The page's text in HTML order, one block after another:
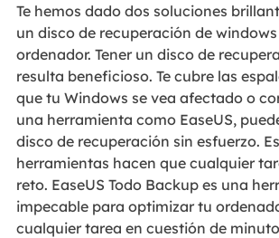
Te hemos dado dos soluciones
un disco de recuperación de
ordenador. Tener un disco de
resulta beneficioso. Te cubre las
que tu Windows se vea afectado o
una herramienta como EaseUS,
disco de recuperación sin esfuerzo.
herramientas hacen que cualquier
reto. EaseUS Todo Backup es una
impecable para optimizar tu
cualquier tarea en cuestión de